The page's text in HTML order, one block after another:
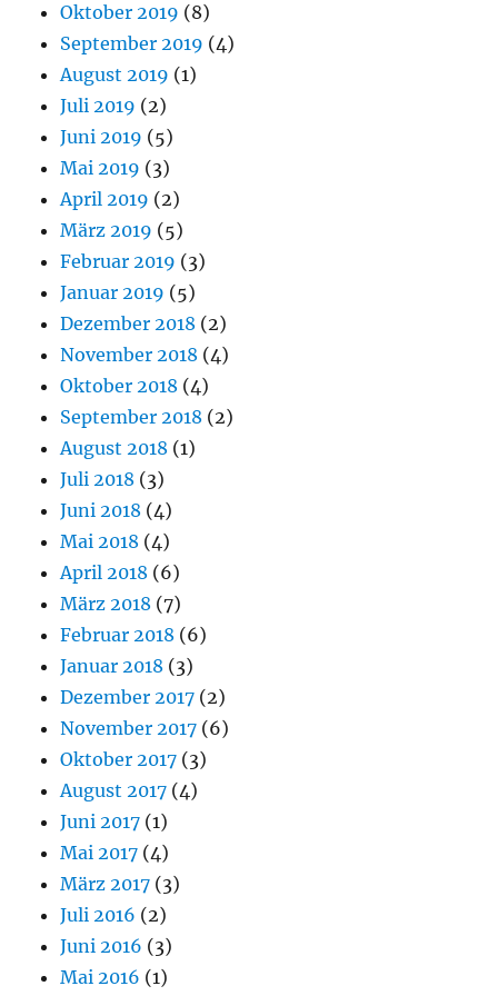
Oktober 2019 (8)
September 2019 (4)
August 2019 (1)
Juli 2019 (2)
Juni 2019 (5)
Mai 2019 (3)
April 2019 (2)
März 2019 (5)
Februar 2019 (3)
Januar 2019 (5)
Dezember 2018 (2)
November 2018 (4)
Oktober 2018 (4)
September 2018 (2)
August 2018 (1)
Juli 2018 (3)
Juni 2018 (4)
Mai 2018 (4)
April 2018 (6)
März 2018 (7)
Februar 2018 (6)
Januar 2018 (3)
Dezember 2017 (2)
November 2017 (6)
Oktober 2017 (3)
August 2017 (4)
Juni 2017 (1)
Mai 2017 (4)
März 2017 (3)
Juli 2016 (2)
Juni 2016 (3)
Mai 2016 (1)